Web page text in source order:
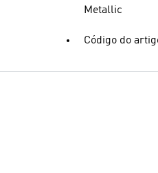
Metallic
Código do